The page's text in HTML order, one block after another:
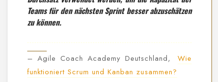
Teams für den nächsten Sprint besser abzuschätzen
zu können.
– Agile Coach Academy Deutschland,
Wie
funktioniert Scrum und Kanban zusammen?